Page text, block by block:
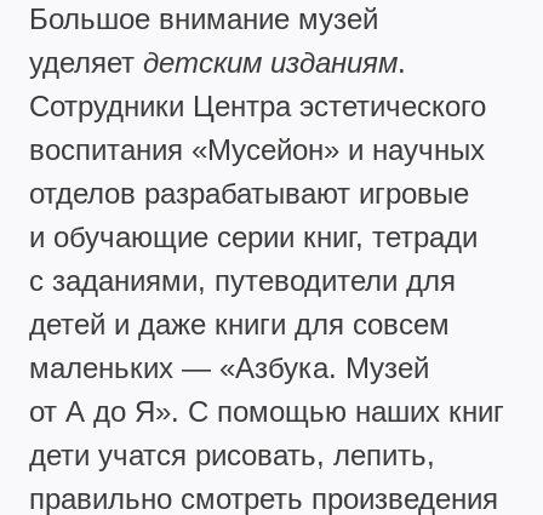
Большое внимание музей
уделяет детским изданиям.
Сотрудники Центра эстетического
воспитания «Мусейон» и научных
отделов разрабатывают игровые
и обучающие серии книг, тетради
с заданиями, путеводители для
детей и даже книги для совсем
маленьких — «Азбука. Музей
от А до Я». С помощью наших книг
дети учатся рисовать, лепить,
правильно смотреть произведения